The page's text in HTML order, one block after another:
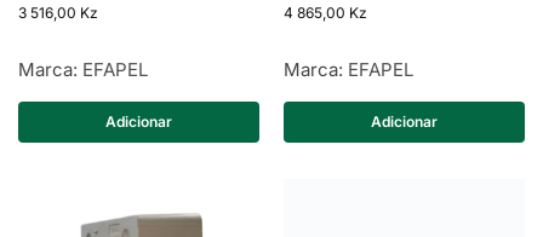
3 516,00 Kz
Marca: EFAPEL
Adicionar
4 865,00 Kz
Marca: EFAPEL
Adicionar